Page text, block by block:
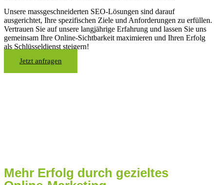
Unsere massgeschneiderten SEO-Lösungen sind darauf
ausgerichtet, Ihre spezifischen Ziele und Anforderungen zu erfüllen.
Vertrauen Sie auf unsere langjährige Erfahrung und lassen Sie uns
gemeinsam Ihre Online-Sichtbarkeit maximieren und Ihren Erfolg
als Schlüsseldienst steigern!
Jetzt anfragen
Mehr Erfolg durch gezieltes